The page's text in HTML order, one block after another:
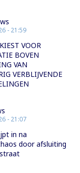
- 21:59
VOOR
BOVEN
VAN
VERBLIJVENDE
- 21:07
in na
door afsluiting